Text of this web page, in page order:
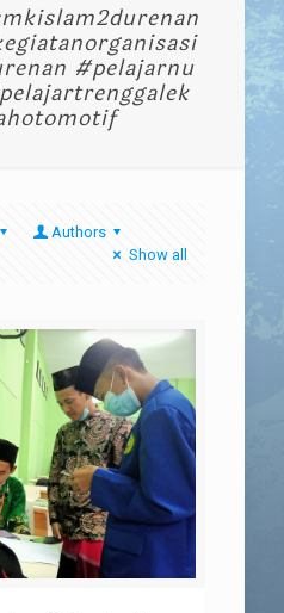
#pelajarnu
Authors
Show all